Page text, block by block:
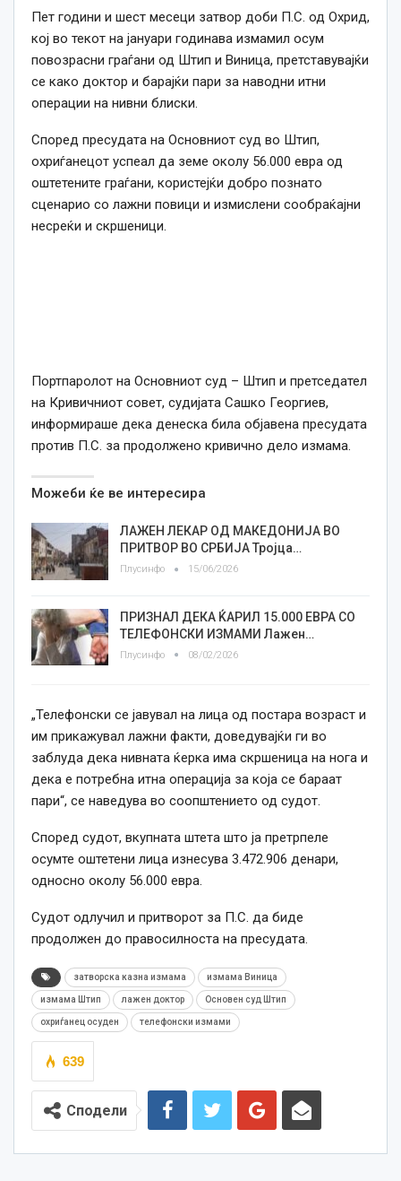
Пет години и шест месеци затвор доби П.С. од Охрид,
кој во текот на јануари годинава измамил осум
повозрасни граѓани од Штип и Виница, претставувајќи
се како доктор и барајќи пари за наводни итни
операции на нивни блиски.
Според пресудата на Основниот суд во Штип,
охриѓанецот успеал да земе околу 56.000 евра од
оштетените граѓани, користејќи добро познато
сценарио со лажни повици и измислени сообраќајни
несреќи и скршеници.
Портпаролот на Основниот суд – Штип и претседател
на Кривичниот совет, судијата Сашко Георгиев,
информираше дека денеска била објавена пресудата
против П.С. за продолжено кривично дело измама.
Можеби ќе ве интересира
ЛАЖЕН ЛЕКАР ОД МАКЕДОНИЈА ВО
ПРИТВОР ВО СРБИЈА Тројца…
Плусинфо 15/06/2026
ПРИЗНАЛ ДЕКА ЌАРИЛ 15.000 ЕВРА СО
ТЕЛЕФОНСКИ ИЗМАМИ Лажен…
Плусинфо 08/02/2026
„Телефонски се јавувал на лица од постара возраст и
им прикажувал лажни факти, доведувајќи ги во
заблуда дека нивната ќерка има скршеница на нога и
дека е потребна итна операција за која се бараат
пари“, се наведува во соопштението од судот.
Според судот, вкупната штета што ја претрпеле
осумте оштетени лица изнесува 3.472.906 денари,
односно околу 56.000 евра.
Судот одлучил и притворот за П.С. да биде
продолжен до правосилноста на пресудата.
затворска казна измама измама Виница
измама Штип лажен доктор Основен суд Штип
охриѓанец осуден телефонски измами
639
Сподели